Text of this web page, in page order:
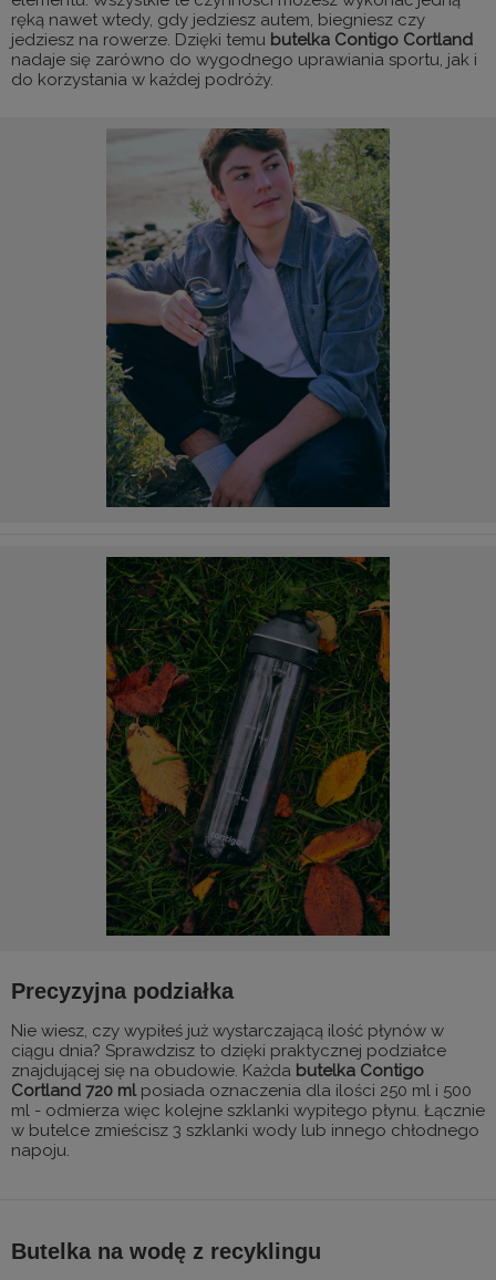
ręką nawet wtedy, gdy jedziesz autem, biegniesz czy
jedziesz na rowerze. Dzięki temu butelka Contigo Cortland
nadaje się zarówno do wygodnego uprawiania sportu, jak i
do korzystania w każdej podróży.
Precyzyjna podziałka
Nie wiesz, czy wypiłeś już wystarczającą ilość płynów w
ciągu dnia? Sprawdzisz to dzięki praktycznej podziałce
znajdującej się na obudowie. Każda butelka Contigo
Cortland 720 mlposiada oznaczenia dla ilości 250 ml i 500
ml - odmierza więc kolejne szklanki wypitego płynu. Łącznie
w butelce zmieścisz 3 szklanki wody lub innego chłodnego
napoju.
Butelka na wodę z recyklingu